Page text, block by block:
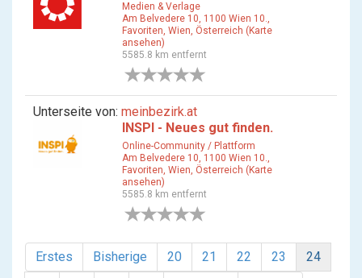
Medien & Verlage
Am Belvedere 10, 1100 Wien 10.,
Favoriten, Wien, Österreich (Karte
ansehen)
5585.8 km entfernt
Unterseite von: meinbezirk.at
INSPI - Neues gut finden.
Online-Community / Plattform
Am Belvedere 10, 1100 Wien 10.,
Favoriten, Wien, Österreich (Karte
ansehen)
5585.8 km entfernt
Erstes Bisherige 20 21 22 23 24